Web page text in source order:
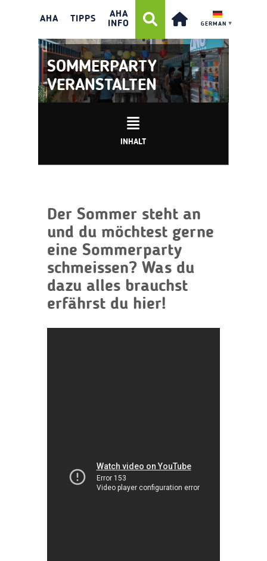
AHA TIPPS
AHA
INFO
GERMAN ▼
SOMMERPARTY
VERANSTALTEN
INHALT
Der Sommer steht an
und du möchtest gerne
eine Sommerparty
schmeissen? Was du
dazu alles brauchst
erfährst du hier!